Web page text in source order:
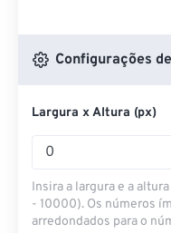
Configurações
Largura x Altura (px)
Insira a largura e a
- 10000). Os números
arredondados para o